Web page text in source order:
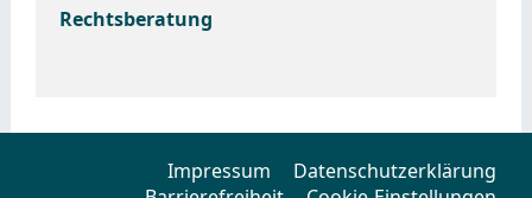
Rechtsberatung
Impressum
Datenschutzerklärung